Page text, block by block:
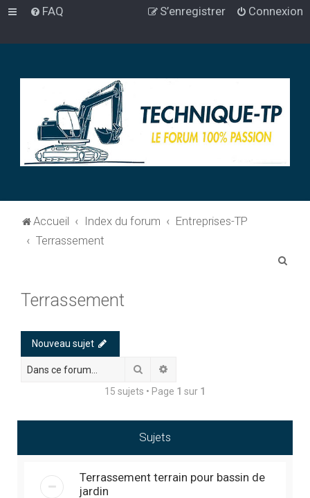
FAQ Connexion
S’enregistrer
Accueil Index du forum
Entreprises-TP
Terrassement
Terrassement
Nouveau sujet
Rechercher
15 sujets • Page 1 sur 1
Sujets
Terrassement terrain pour bassin de
jardin